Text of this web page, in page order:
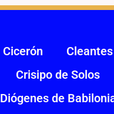
Cicerón
Cleantes
Crisipo de Solos
Diógenes de